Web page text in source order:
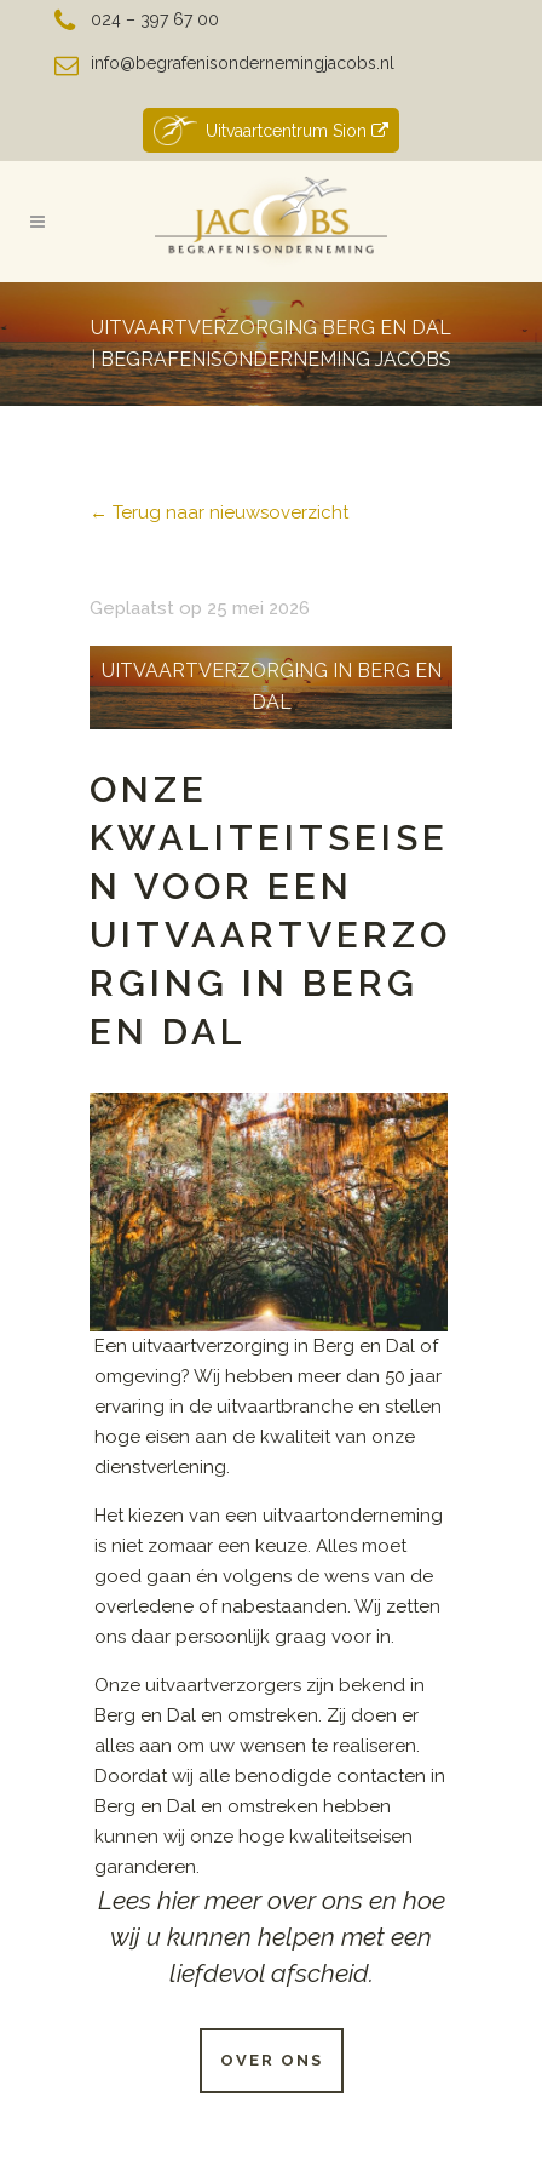
024 – 397 67 00
info@begrafenisondernemingjacobs.nl
Uitvaartcentrum Sion
UITVAARTVERZORGING BERG EN DAL
| BEGRAFENISONDERNEMING JACOBS
← Terug naar nieuwsoverzicht
Geplaatst op 25 mei 2026
UITVAARTVERZORGING IN BERG EN
DAL
ONZE
KWALITEITSEISE
N VOOR EEN
UITVAARTVERZO
RGING IN BERG
EN DAL
Een uitvaartverzorging in Berg en Dal of
omgeving? Wij hebben meer dan 50 jaar
ervaring in de uitvaartbranche en stellen
hoge eisen aan de kwaliteit van onze
dienstverlening.
Het kiezen van een uitvaartonderneming
is niet zomaar een keuze. Alles moet
goed gaan én volgens de wens van de
overledene of nabestaanden. Wij zetten
ons daar persoonlijk graag voor in.
Onze uitvaartverzorgers zijn bekend in
Berg en Dal en omstreken. Zij doen er
alles aan om uw wensen te realiseren.
Doordat wij alle benodigde contacten in
Berg en Dal en omstreken hebben
kunnen wij onze hoge kwaliteitseisen
garanderen.
Lees hier meer over ons en hoe
wij u kunnen helpen met een
liefdevol afscheid.
OVER ONS